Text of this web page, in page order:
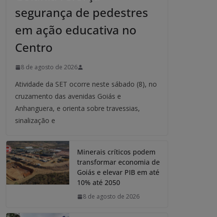
segurança de pedestres
em ação educativa no
Centro
8 de agosto de 2026
Atividade da SET ocorre neste sábado (8), no
cruzamento das avenidas Goiás e
Anhanguera, e orienta sobre travessias,
sinalização e
Minerais críticos podem
transformar economia de
Goiás e elevar PIB em até
10% até 2050
8 de agosto de 2026